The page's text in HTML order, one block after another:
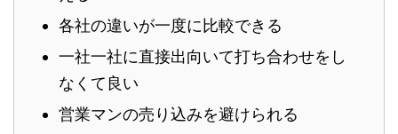
各社の違いが一度に比較できる
一社一社に直接出向いて打ち合わせをし
なくて良い
営業マンの売り込みを避けられる